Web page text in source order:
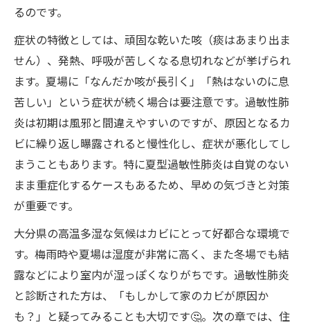
人体にも環境にも安全👍
再発させない！防カビコーティング 🌟
専門家ならではの安心サポート🎖️
充実の報告書と施工後のサポート体制 📝🔖
カビのお悩みはプロに相談！お問い合わせは
LINE・電話でお気軽に 📱
るのです。
症状の特徴としては、頑固な乾いた咳（痰はあまり出ま
せん）、発熱、呼吸が苦しくなる息切れなどが挙げられ
ます。夏場に「なんだか咳が長引く」「熱はないのに息
苦しい」という症状が続く場合は要注意です。過敏性肺
炎は初期は風邪と間違えやすいのですが、原因となるカ
ビに繰り返し曝露されると慢性化し、症状が悪化してし
まうこともあります。特に夏型過敏性肺炎は自覚のない
まま重症化するケースもあるため、早めの気づきと対策
が重要です。
大分県の高温多湿な気候はカビにとって好都合な環境で
す。梅雨時や夏場は湿度が非常に高く、また冬場でも結
露などにより室内が湿っぽくなりがちです。過敏性肺炎
と診断された方は、「もしかして家のカビが原因か
も？」と疑ってみることも大切です🤔。次の章では、住